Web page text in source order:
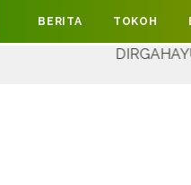
DIRGAHAYU
BERITA TOKOH